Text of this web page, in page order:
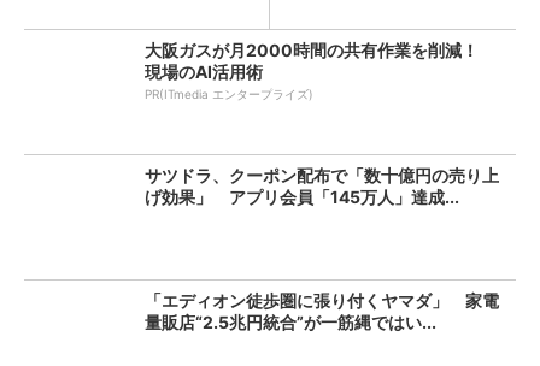
大阪ガスが月2000時間の共有作業を削減！
現場のAI活用術
PR(ITmedia エンタープライズ)
サツドラ、クーポン配布で「数十億円の売り上
げ効果」 アプリ会員「145万人」達成...
「エディオン徒歩圏に張り付くヤマダ」 家電
量販店“2.5兆円統合”が一筋縄ではい...